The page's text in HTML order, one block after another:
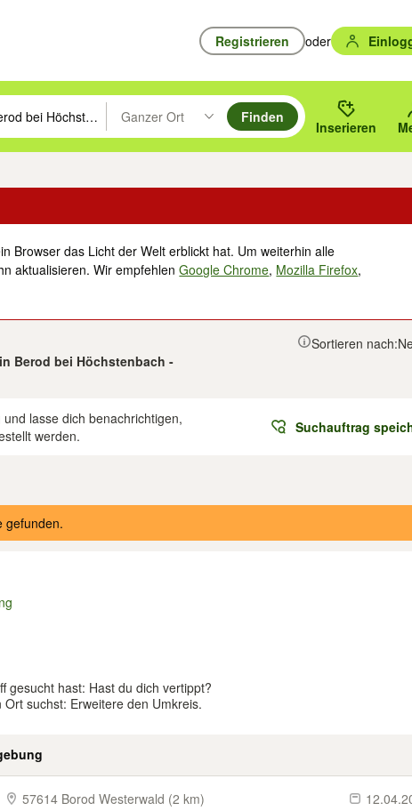
Registrieren oder
den Pfeiltasten nach oben/unten durchsuchen und mit
Ort eingeben. Eingabetaste drücken um zu suchen, oder
Ganzer Ort
Suche im Umkreis des gewählten Orts oder PLZ.
Finden
Inserieren
Browser das Licht der Welt erblickt hat. Um weiterhin alle
aktualisieren. Wir empfehlenGoogle Chrome, Mozilla Firefox,
Berod bei Höchstenbach -
Sortieren nach:
lasse dich benachrichtigen,
werden.
Suchauftrag
gefunden.
gesucht hast: Hast du dich vertippt?
suchst: Erweitere den Umkreis.
57614 Borod Westerwald (2 km)